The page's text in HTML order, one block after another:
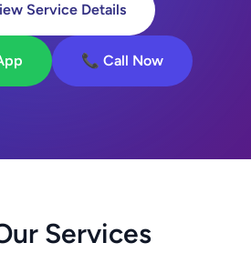
Service Details
📞 Call Now
Services